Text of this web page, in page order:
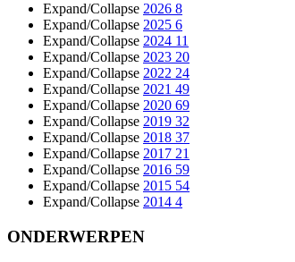
Expand/Collapse 2026 8
Expand/Collapse 2025 6
Expand/Collapse 2024 11
Expand/Collapse 2023 20
Expand/Collapse 2022 24
Expand/Collapse 2021 49
Expand/Collapse 2020 69
Expand/Collapse 2019 32
Expand/Collapse 2018 37
Expand/Collapse 2017 21
Expand/Collapse 2016 59
Expand/Collapse 2015 54
Expand/Collapse 2014 4
ONDERWERPEN